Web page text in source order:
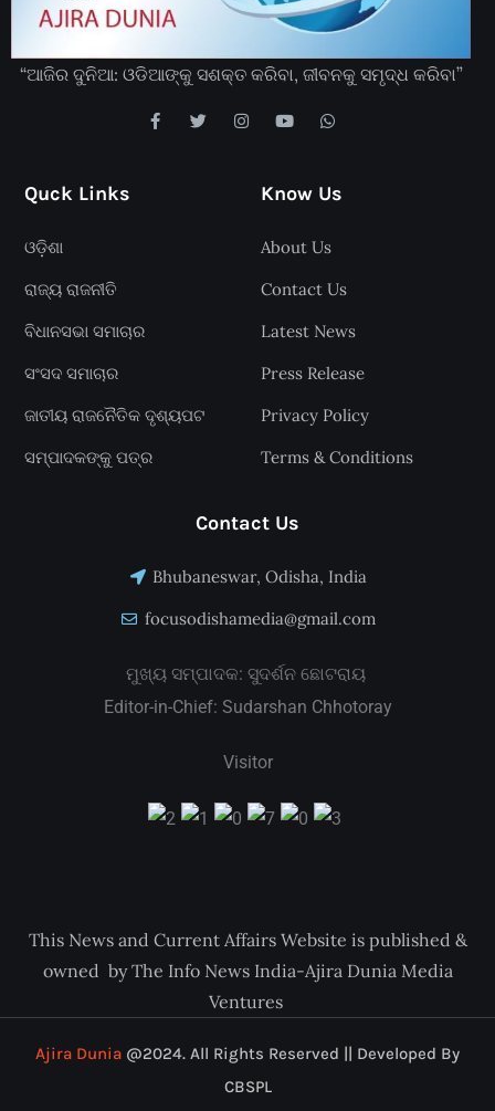
“ଆଜିର ଦୁନିଆ: ଓଡିଆଙ୍କୁ ସଶକ୍ତ କରିବା, ଜୀବନକୁ ସମୃଦ୍ଧ କରିବା”
Quck Links
ଓଡ଼ିଶା
ରାଜ୍ୟ ରାଜନୀତି
ବିଧାନସଭା ସମାଚାର
ସଂସଦ ସମାଚାର
ଜାତୀୟ ରାଜନୈତିକ ଦୃଶ୍ୟପଟ
ସମ୍ପାଦକଙ୍କୁ ପତ୍ର
Know Us
About Us
Contact Us
Latest News
Press Release
Privacy Policy
Terms & Conditions
Contact Us
Bhubaneswar, Odisha, India
focusodishamedia@gmail.com
ମୁଖ୍ୟ ସମ୍ପାଦକ: ସୁଦର୍ଶନ ଛୋଟରାୟ
Editor-in-Chief: Sudarshan Chhotoray
Visitor
This News and Current Affairs Website is published &
owned by The Info News India-Ajira Dunia Media
Ventures
Ajira Dunia @2024. All Rights Reserved || Developed By
CBSPL